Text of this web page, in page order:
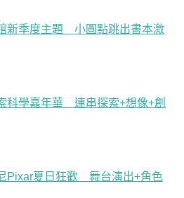
新季度主題 小圓點跳出書本激
科學嘉年華 連串探索+想像+創
Pixar夏日狂歡 舞台演出+角色